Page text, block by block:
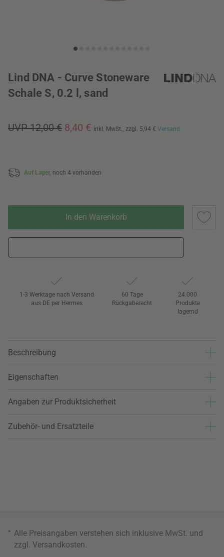
Lind DNA - Curve Stoneware
Schale S, 0.2 l, sand
UVP 12,00 € 8,40 € inkl. MwSt., zzgl. 5,94 € Versand
Auf Lager, noch 4 vorhanden
In den Warenkorb
1-3 Werktage nach Versand
aus DE per Hermes
60 Tage
Rückgaberecht
24.000
Produkte
lagernd
Beschreibung
Eigenschaften
Angaben zur Produktsicherheit
Zubehör- und Ersatzteile
* Alle Preisangaben verstehen sich inklusive MwSt. und
zzgl. Versandkosten